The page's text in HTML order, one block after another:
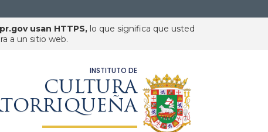
usan HTTPS, lo que significa que usted
a un sitio web.
INSTITUTO DE
CULTURA